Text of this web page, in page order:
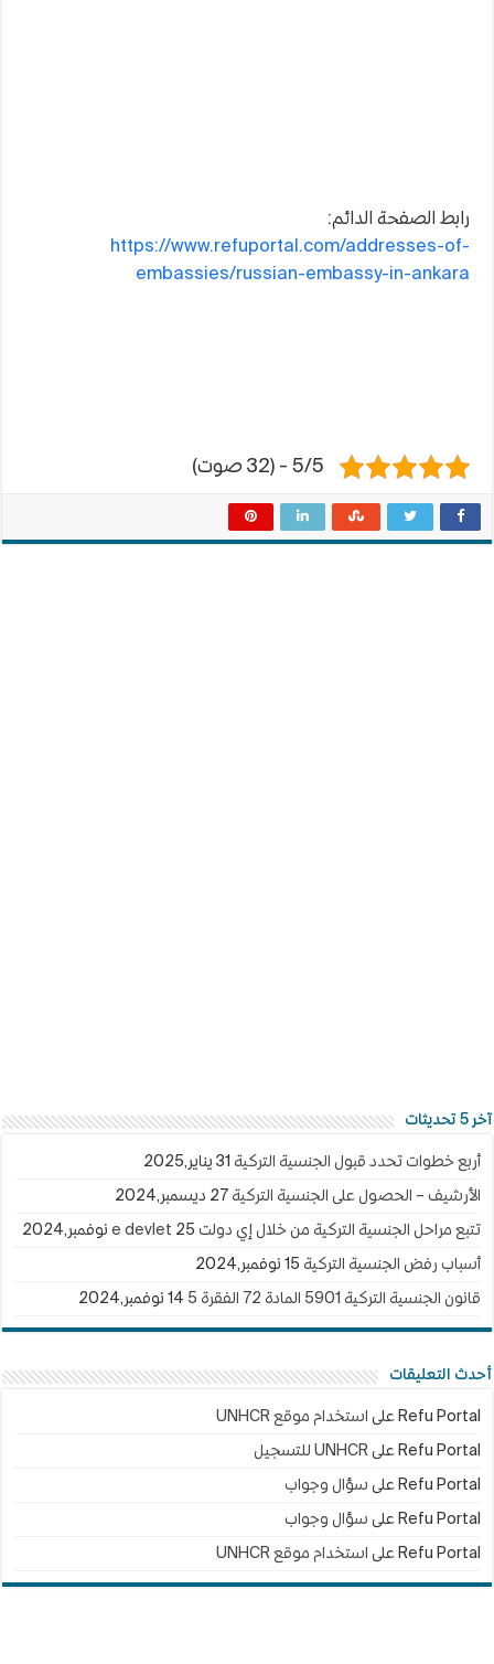
رابط الصفحة الدائم:
https://www.refuportal.com/addresses-of-
embassies/russian-embassy-in-ankara
5/5 - (32 صوت)
آخر 5 تحديثات
أربع خطوات تحدد قبول الجنسية التركية 31 يناير,2025
الأرشيف – الحصول على الجنسية التركية 27 ديسمبر,2024
تتبع مراحل الجنسية التركية من خلال إي دولت e devlet 25 نوفمبر,2024
أسباب رفض الجنسية التركية 15 نوفمبر,2024
قانون الجنسية التركية 5901 المادة 72 الفقرة 5 14 نوفمبر,2024
أحدث التعليقات
Refu Portal على استخدام موقع UNHCR
Refu Portal على UNHCR للتسجيل
Refu Portal على سؤال وجواب
Refu Portal على سؤال وجواب
Refu Portal على استخدام موقع UNHCR